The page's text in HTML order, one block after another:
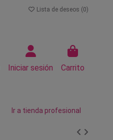
Lista de deseos (0)
Iniciar sesión Carrito
Ir a tienda profesional